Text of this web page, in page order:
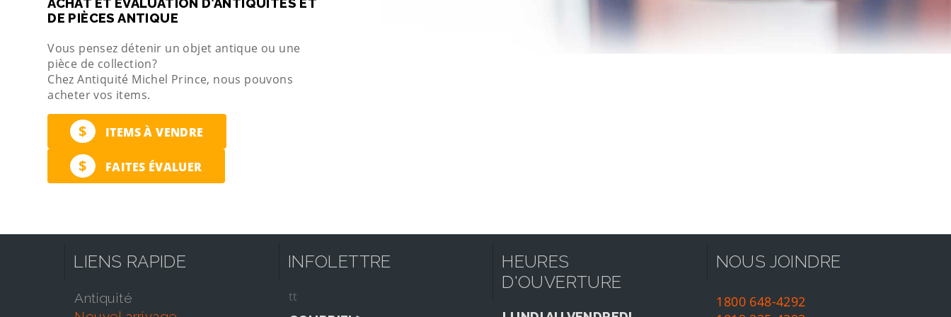
DE PIÈCES ANTIQUE
Vous pensez détenir un objet antique ou une
pièce de collection?
Chez Antiquité Michel Prince, nous pouvons
acheter vos items.
$ ITEMS À VENDRE
$ FAITES ÉVALUER
LIENS RAPIDE
antiquité
INFOLETTRE
tt
HEURES
D'OUVERTURE
NOUS JOINDRE
1800 648-4292